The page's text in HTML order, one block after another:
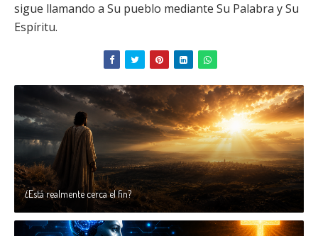
sigue llamando a Su pueblo mediante Su Palabra y Su
Espíritu.
¿Está realmente cerca el fin?